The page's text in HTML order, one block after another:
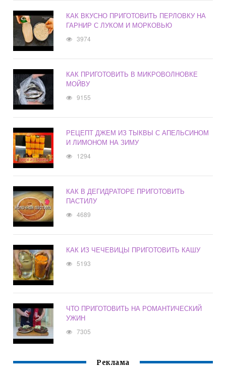
КАК ВКУСНО ПРИГОТОВИТЬ ПЕРЛОВКУ НА
ГАРНИР С ЛУКОМ И МОРКОВЬЮ
3974
КАК ПРИГОТОВИТЬ В МИКРОВОЛНОВКЕ
МОЙВУ
9155
РЕЦЕПТ ДЖЕМ ИЗ ТЫКВЫ С АПЕЛЬСИНОМ
И ЛИМОНОМ НА ЗИМУ
1294
КАК В ДЕГИДРАТОРЕ ПРИГОТОВИТЬ
ПАСТИЛУ
4689
КАК ИЗ ЧЕЧЕВИЦЫ ПРИГОТОВИТЬ КАШУ
5193
ЧТО ПРИГОТОВИТЬ НА РОМАНТИЧЕСКИЙ
УЖИН
7305
Реклама